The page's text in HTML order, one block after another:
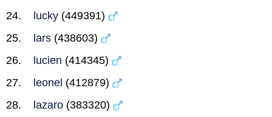
lucky (449391)
lars (438603)
lucien (414345)
leonel (412879)
lazaro (383320)